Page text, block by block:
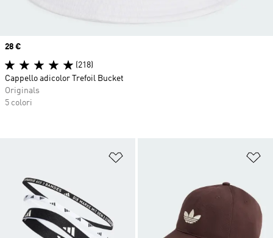
Aggiungi alla lista dei desideri
Price
28 €
(218)
Cappello adicolor Trefoil Bucket
Originals
5 colori